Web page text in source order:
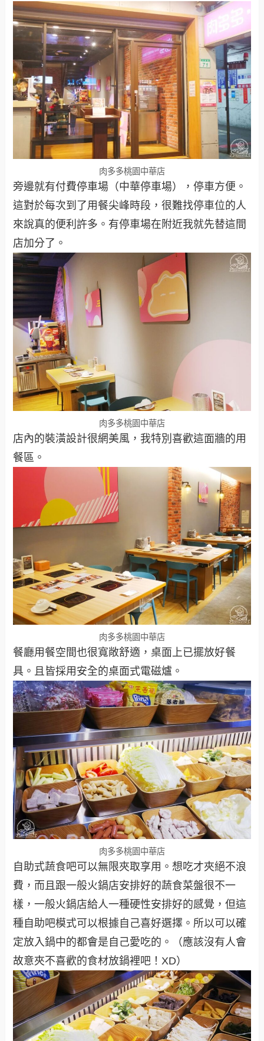
肉多多桃園中華店
旁邊就有付費停車場（中華停車場），停車方便。
這對於每次到了用餐尖峰時段，很難找停車位的人
來說真的便利許多。有停車場在附近我就先替這間
店加分了。
肉多多桃園中華店
店內的裝潢設計很網美風，我特別喜歡這面牆的用
餐區。
肉多多桃園中華店
餐廳用餐空間也很寬敞舒適，桌面上已擺放好餐
具。且皆採用安全的桌面式電磁爐。
肉多多桃園中華店
自助式蔬食吧可以無限夾取享用。想吃才夾絕不浪
費，而且跟一般火鍋店安排好的蔬食菜盤很不一
樣，一般火鍋店給人一種硬性安排好的感覺，但這
種自助吧模式可以根據自己喜好選擇。所以可以確
定放入鍋中的都會是自己愛吃的。（應該沒有人會
故意夾不喜歡的食材放鍋裡吧！XD）